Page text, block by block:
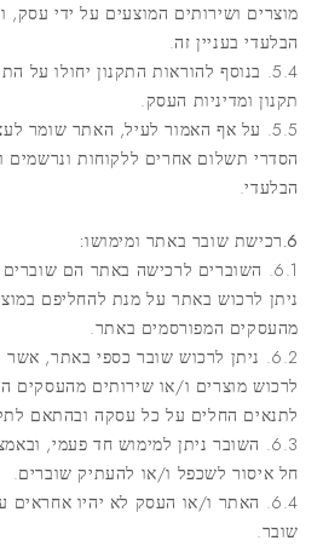
מוצרים ושירותים המוצעים על ידי עסק,
הבלעדי בעניין זה.
5.4. בנוסף להוראות התקנון יחולו
תקנון ומדיניות העסק.
5.5. על אף האמור לעיל, האתר שומר
הסדרי תשלום אחרים ללקוחות ונרשמים
הבלעדי.
6.רכישת שובר באתר ומימושו:
6.1. השוברים לרכישה באתר הם
ניתן לרכוש באתר על מנת להחליפם
מהעסקים המפורסמים באתר.
6.2. ניתן לרכוש שובר כספי באתר,
לרכוש מוצרים ו/או שירותים מהעסקים
לתנאים החלים על כל עסקה ובהתאם
6.3. השובר ניתן למימוש חד פעמי,
חל איסור לשכפל ו/או להעתיק שוברים.
6.4. האתר ו/או העסק לא יהיו אחראים
שובר.